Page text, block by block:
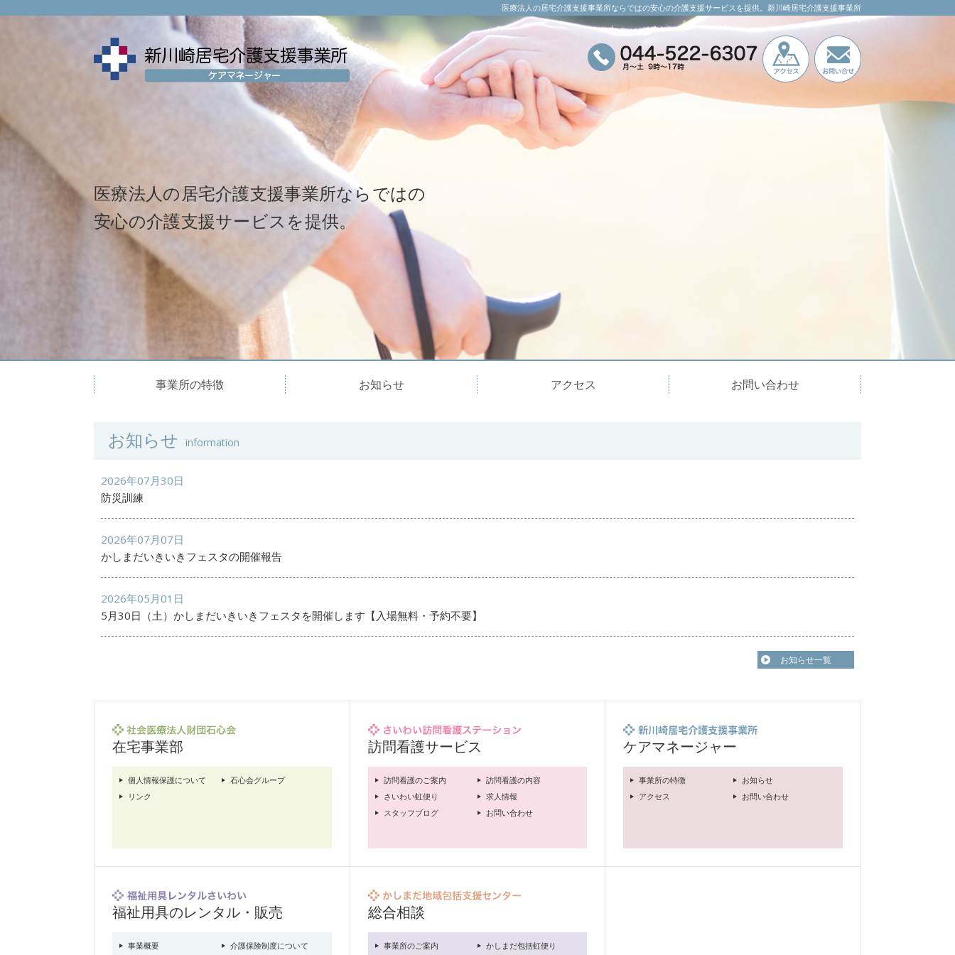
医療法人の居宅介護支援事業所ならではの安心の介護支援サービスを提供。新川崎居宅介護支援事業所
医療法人の居宅介護支援事業所ならではの
安心の介護支援サービスを提供。
事業所の特徴 お知らせ アクセス お問い合わせ
お知らせ information
2026年07月30日
防災訓練
2026年07月07日
かしまだいきいきフェスタの開催報告
2026年05月01日
5月30日（土）かしまだいきいきフェスタを開催します【入場無料・予約不要】
お知らせ一覧
在宅事業部
個人情報保護について
石心会グループ
リンク
訪問看護サービス
訪問看護のご案内
訪問看護の内容
さいわい虹便り
求人情報
スタッフブログ
お問い合わせ
ケアマネージャー
事業所の特徴
お知らせ
アクセス
お問い合わせ
福祉用具のレンタル・販売
事業概要 介護保険制度について
総合相談
事業所のご案内 かしまだ包括虹便り